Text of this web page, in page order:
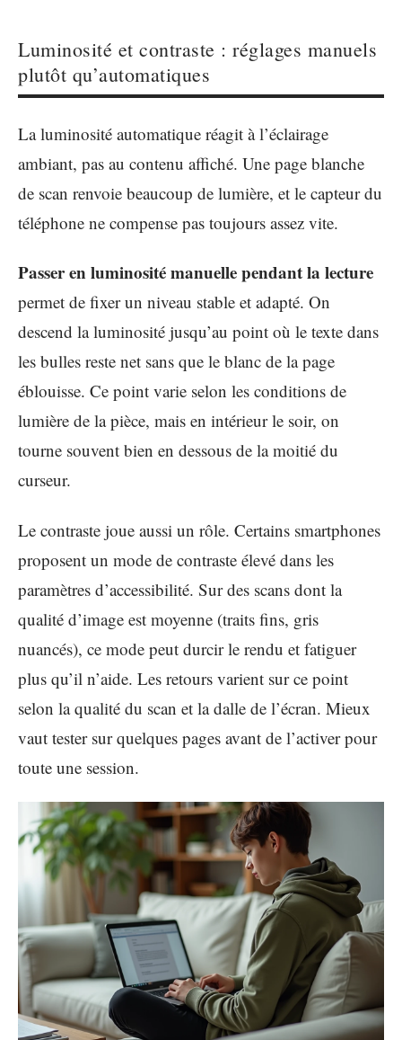
Luminosité et contraste : réglages manuels
plutôt qu’automatiques
La luminosité automatique réagit à l’éclairage
ambiant, pas au contenu affiché. Une page blanche
de scan renvoie beaucoup de lumière, et le capteur du
téléphone ne compense pas toujours assez vite.
Passer en luminosité manuelle pendant la lecture
permet de fixer un niveau stable et adapté. On
descend la luminosité jusqu’au point où le texte dans
les bulles reste net sans que le blanc de la page
éblouisse. Ce point varie selon les conditions de
lumière de la pièce, mais en intérieur le soir, on
tourne souvent bien en dessous de la moitié du
curseur.
Le contraste joue aussi un rôle. Certains smartphones
proposent un mode de contraste élevé dans les
paramètres d’accessibilité. Sur des scans dont la
qualité d’image est moyenne (traits fins, gris
nuancés), ce mode peut durcir le rendu et fatiguer
plus qu’il n’aide. Les retours varient sur ce point
selon la qualité du scan et la dalle de l’écran. Mieux
vaut tester sur quelques pages avant de l’activer pour
toute une session.